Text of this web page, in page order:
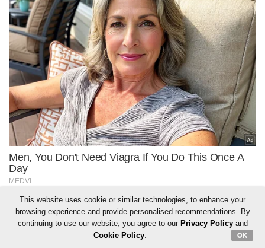
This website uses cookie or similar technologies, to enhance your
browsing experience and provide personalised recommendations. By
continuing to use our website, you agree to our Privacy Policyand
Cookie Policy. OK